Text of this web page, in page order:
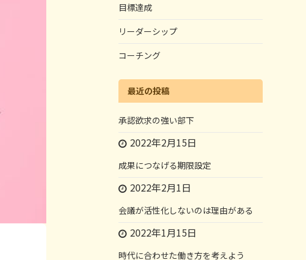
目標達成
リーダーシップ
コーチング
最近の投稿
承認欲求の強い部下
2022年2月15日
成果につなげる期限設定
2022年2月1日
会議が活性化しないのは理由がある
2022年1月15日
時代に合わせた働き方を考えよう